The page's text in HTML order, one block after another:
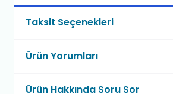
Taksit Seçenekleri
Ürün Yorumları
Ürün Hakkında Soru Sor